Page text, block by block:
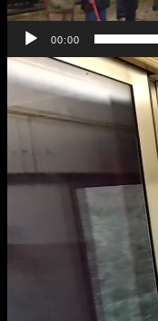
00:00
Odtwarzacz
video